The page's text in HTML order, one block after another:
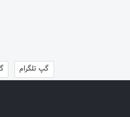
گپ تلگرام